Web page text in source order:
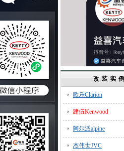
改装实例
歌乐Clarion
建伍Kenwood
阿尔派alpine
杰伟世JVC